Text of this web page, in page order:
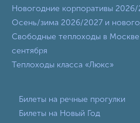
Новогодние корпоративы 2026/
Осень/зима 2026/2027 и
Свободные теплоходы в Москве
сентября
Теплоходы класса «Люкс»
Билеты на речные прогулки
Билеты на Новый Год